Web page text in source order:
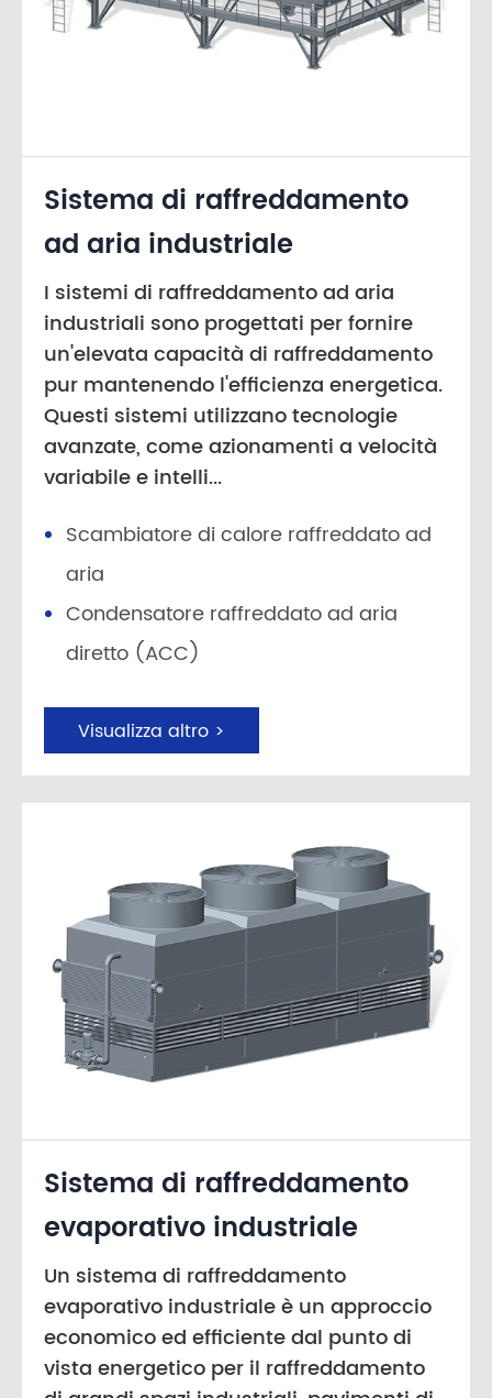
Sistema di raffreddamento
ad aria industriale
I sistemi di raffreddamento ad aria
industriali sono progettati per fornire
un'elevata capacità di raffreddamento
pur mantenendo l'efficienza energetica.
Questi sistemi utilizzano tecnologie
avanzate, come azionamenti a velocità
variabile e intelli...
Scambiatore di calore raffreddato ad
aria
Condensatore raffreddato ad aria
diretto (ACC)
Visualizza altro >
Sistema di raffreddamento
evaporativo industriale
Un sistema di raffreddamento
evaporativo industriale è un approccio
economico ed efficiente dal punto di
vista energetico per il raffreddamento